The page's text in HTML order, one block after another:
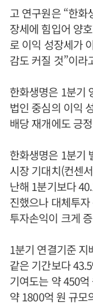
고 연구원은 “한화
장세에 힘입어 양
로 이익 성장세가
감도 커질 것”이라
한화생명은 1분기
법인 중심의 이익
배당 재개에도 긍
한화생명은 1분기
시장 기대치(컨센
난해 1분기보다
진했으나 대체투
투자손익이 크게
1분기 연결기준 지
같은 기간보다
기여도는 약 450
약 1800억 원 규모